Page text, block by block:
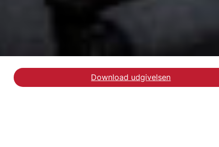
Download udgivelsenHent rapporten Efter-